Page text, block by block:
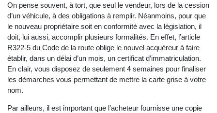
On pense souvent, à tort, que seul le vendeur, lors de la cession
d’un véhicule, à des obligations à remplir. Néanmoins, pour que
le nouveau propriétaire soit en conformité avec la législation, il
doit, lui aussi, accomplir plusieurs formalités. En effet, l’article
R322-5 du Code de la route oblige le nouvel acquéreur à faire
établir, dans un délai d’un mois, un certificat d’immatriculation.
En clair, vous disposez de seulement 4 semaines pour finaliser
les démarches vous permettant de mettre la carte grise à votre
nom.
Par ailleurs, il est important que l’acheteur fournisse une copie